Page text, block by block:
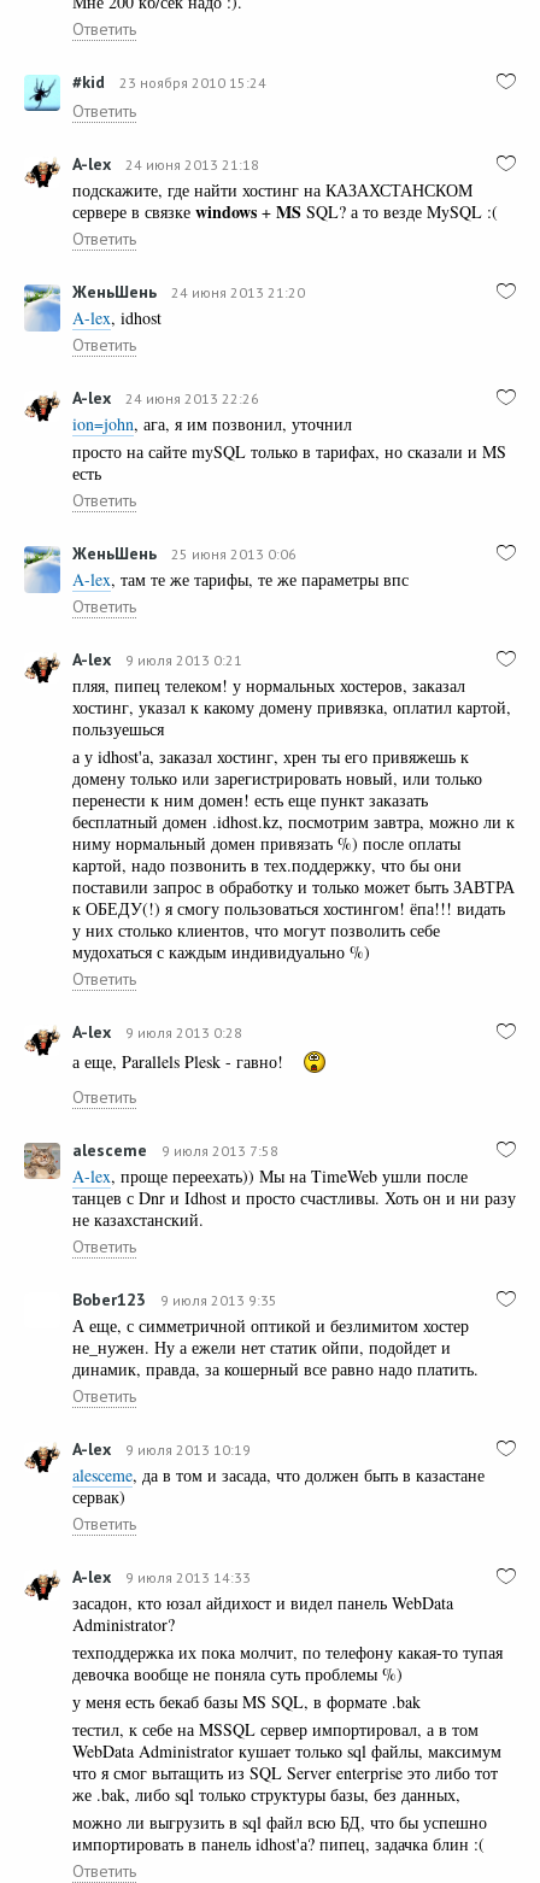
Ответить
#kid 23 ноября 2010 15:24
Ответить
A-lex 24 июня 2013 21:18
подскажите, где найти хостинг на КАЗАХСТАНСКОМ
сервере в связке windows + MS SQL? а то везде MySQL :(
Ответить
ЖеньШень 24 июня 2013 21:20
A-lex, idhost
Ответить
A-lex 24 июня 2013 22:26
ion=john, ага, я им позвонил, уточнил
просто на сайте mySQL только в тарифах, но сказали и MS
есть
Ответить
ЖеньШень 25 июня 2013 0:06
A-lex, там те же тарифы, те же параметры впс
Ответить
A-lex 9 июля 2013 0:21
пляя, пипец телеком! у нормальных хостеров, заказал
хостинг, указал к какому домену привязка, оплатил картой,
пользуешься
а у idhost'а, заказал хостинг, хрен ты его привяжешь к
домену только или зарегистрировать новый, или только
перенести к ним домен! есть еще пункт заказать
бесплатный домен .idhost.kz, посмотрим завтра, можно ли к
ниму нормальный домен привязать %) после оплаты
картой, надо позвонить в тех.поддержку, что бы они
поставили запрос в обработку и только может быть ЗАВТРА
к ОБЕДУ(!) я смогу пользоваться хостингом! ёпа!!! видать
у них столько клиентов, что могут позволить себе
мудохаться с каждым индивидуально %)
Ответить
A-lex 9 июля 2013 0:28
а еще, Parallels Plesk - гавно!
Ответить
alesceme 9 июля 2013 7:58
A-lex, проще переехать)) Мы на TimeWeb ушли после
танцев с Dnr и Idhost и просто счастливы. Хоть он и ни разу
не казахстанский.
Ответить
Bober123 9 июля 2013 9:35
А еще, с симметричной оптикой и безлимитом хостер
не_нужен. Ну а ежели нет статик ойпи, подойдет и
динамик, правда, за кошерный все равно надо платить.
Ответить
A-lex 9 июля 2013 10:19
alesceme, да в том и засада, что должен быть в казастане
сервак)
Ответить
A-lex 9 июля 2013 14:33
засадон, кто юзал айдихост и видел панель WebData
Administrator?
техподдержка их пока молчит, по телефону какая-то тупая
девочка вообще не поняла суть проблемы %)
у меня есть бекаб базы MS SQL, в формате .bak
тестил, к себе на MSSQL сервер импортировал, а в том
WebData Administrator кушает только sql файлы, максимум
что я смог вытащить из SQL Server enterprise это либо тот
же .bak, либо sql только структуры базы, без данных,
можно ли выгрузить в sql файл всю БД, что бы успешно
импортировать в панель idhost'а? пипец, задачка блин :(
Ответить